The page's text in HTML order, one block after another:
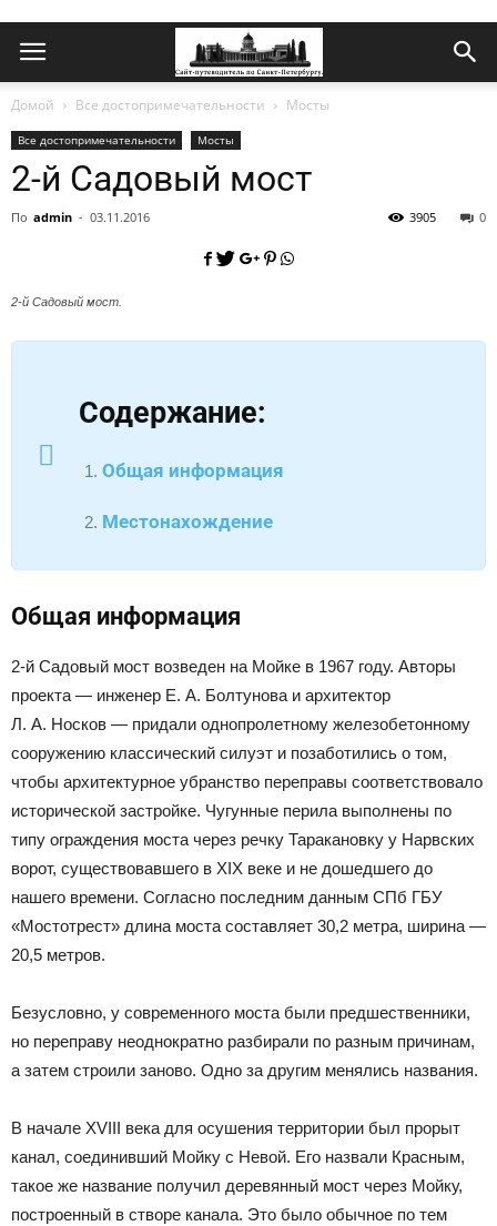
Домой Все достопримечательности Мосты
Все достопримечательности Мосты
2-й Садовый мост
По admin - 03.11.2016 0
3905
2-й Садовый мост.
Содержание:
Общая информация
Местонахождение
Общая информация
2-й Садовый мост возведен на Мойке в 1967 году. Авторы
проекта — инженер Е. А. Болтунова и архитектор
Л. А. Носков — придали однопролетному железобетонному
сооружению классический силуэт и позаботились о том,
чтобы архитектурное убранство переправы соответствовало
исторической застройке. Чугунные перила выполнены по
типу ограждения моста через речку Таракановку у Нарвских
ворот, существовавшего в XIX веке и не дошедшего до
нашего времени. Согласно последним данным СПб ГБУ
«Мостотрест» длина моста составляет 30,2 метра, ширина —
20,5 метров.
Безусловно, у современного моста были предшественники,
но переправу неоднократно разбирали по разным причинам,
а затем строили заново. Одно за другим менялись названия.
В начале XVIII века для осушения территории был прорыт
канал, соединивший Мойку с Невой. Его назвали Красным,
такое же название получил деревянный мост через Мойку,
построенный в створе канала. Это было обычное по тем